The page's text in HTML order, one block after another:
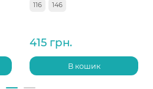
116 146
415 грн.
В кошик